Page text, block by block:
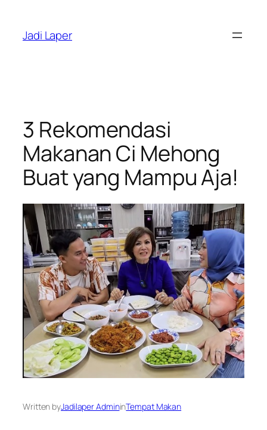
content
Jadi Laper
3 Rekomendasi
Makanan Ci Mehong
Buat yang Mampu Aja!
Written byJadilaper AdmininTempat Makan